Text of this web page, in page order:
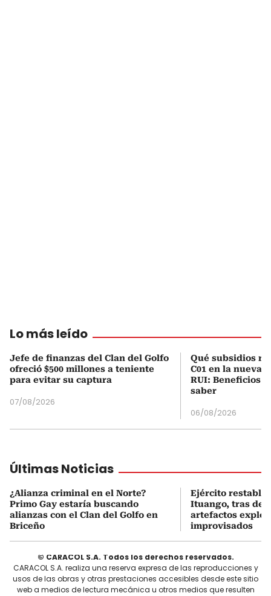
Lo más leído
Jefe de finanzas del Clan del Golfo
ofreció $500 millones a teniente
para evitar su captura
07/08/2026
Qué subsidios
C01 en la nueva
RUI: Beneficios
saber
06/08/2026
Últimas Noticias
¿Alianza criminal en el Norte?
Primo Gay estaría buscando
alianzas con el Clan del Golfo en
Briceño
Ejército
Ituango, tras
artefactos
improvisados
© CARACOL S.A. Todos los derechos reservados.
CARACOL S.A. realiza una reserva expresa de las reproducciones y
usos de las obras y otras prestaciones accesibles desde este sitio
web a medios de lectura mecánica u otros medios que resulten